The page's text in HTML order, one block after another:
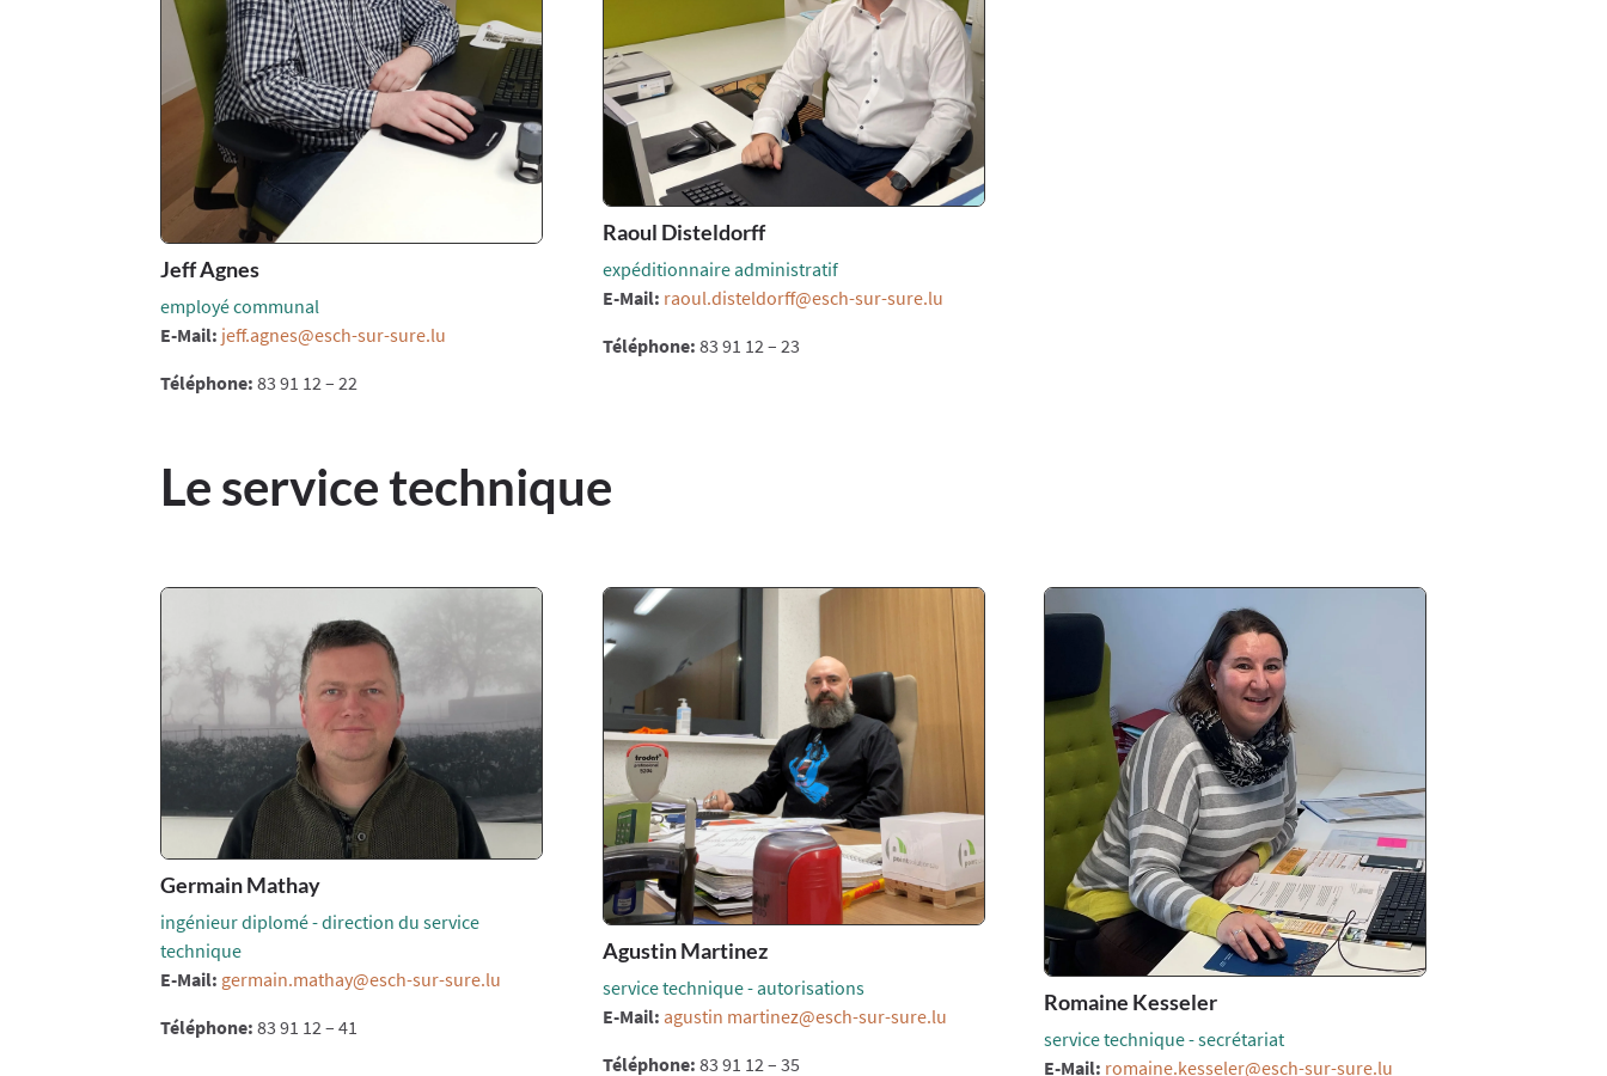
Jeff Agnes
employé communal
E-Mail: jeff.agnes@esch-sur-sure.lu
Téléphone: 83 91 12 – 22
Raoul Disteldorff
expéditionnaire administratif
E-Mail: raoul.disteldorff@esch-sur-sure.lu
Téléphone: 83 91 12 – 23
Le service technique
Germain Mathay
ingénieur diplomé - direction du service
technique
E-Mail: germain.mathay@esch-sur-sure.lu
Téléphone: 83 91 12 – 41
Agustin Martinez
service technique - autorisations
E-Mail: agustin martinez@esch-sur-sure.lu
Téléphone: 83 91 12 – 35
Romaine Kesseler
service technique - secrétariat
E-Mail: romaine.kesseler@esch-sur-sure.lu